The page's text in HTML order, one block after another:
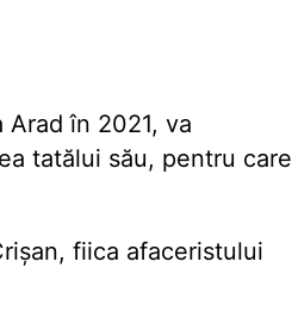
în 2021, va
tatălui său, pentru care
fiica afaceristului